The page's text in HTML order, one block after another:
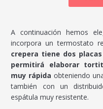
A continuación hemos
incorpora un termostato
crepera tiene dos
permitirá elaborar
muy rápidaobteniendo
también con un
espátula muy resistente.